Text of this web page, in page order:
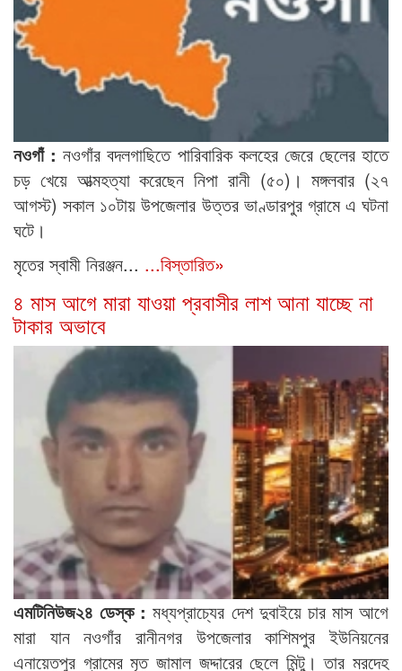
নওগাঁ :নওগাঁর বদলগাছিতে পারিবারিক কলহের জেরে ছেলের হাতে
চড় খেয়ে আত্মহত্যা করেছেন নিপা রানী (৫০)। মঙ্গলবার (২৭
আগস্ট) সকাল ১০টায় উপজেলার উত্তর ভাণ্ডারপুর গ্রামে এ ঘটনা
ঘটে।
মৃতের স্বামী নিরঞ্জন... ...বিস্তারিত»
৪ মাস আগে মারা যাওয়া প্রবাসীর লাশ আনা যাচ্ছে না
টাকার অভাবে
এমটিনিউজ২৪ ডেস্ক :মধ্যপ্রাচ্যের দেশ দুবাইয়ে চার মাস আগে
মারা যান নওগাঁর রানীনগর উপজেলার কাশিমপুর ইউনিয়নের
এনায়েতপুর গ্রামের মৃত জামাল জদ্দারের ছেলে মিন্টু। তার মরদেহ